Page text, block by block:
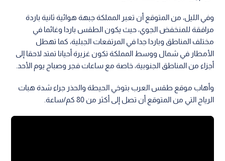
وفي الليل، من المتوقع أن تعبر المملكة جبهة هوائية ثانية باردة
مرافقة للمنخفض الجوي، حيث يكون الطقس باردا وغائما في
مختلف المناطق وباردا جدا في المرتفعات الجبلية، كما تهطل
الأمطار في شمال ووسط المملكة تكون غزيرة أحيانا تمتد لاحقا إلى
أجزاء من المناطق الجنوبية، خاصة مع ساعات فجر وصباح يوم الأحد.
وأهاب موقع طقس العرب بتوخي الحيطة والحذر جراء شدة هبات
الرياح التي من المتوقع أن تصل إلى أكثر من 80 كم/ساعة.